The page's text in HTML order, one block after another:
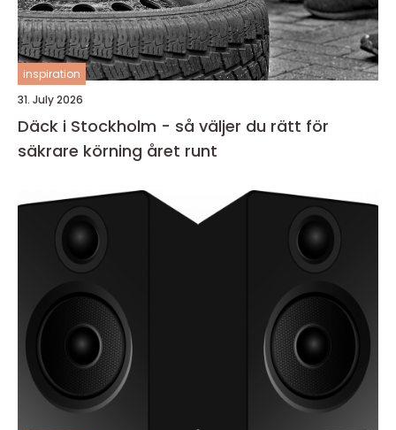
inspiration
31. July 2026
Däck i Stockholm - så väljer du rätt för
säkrare körning året runt